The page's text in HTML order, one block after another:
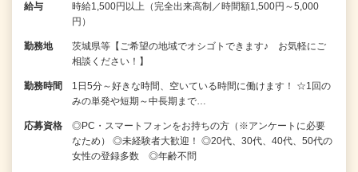
給与
時給1,500円以上（完全出来高制／時間額1,500円～5,000
円）
勤務地
茨城県等【ご希望の地域でオシゴトできます♪ お気軽にご
相談ください！】
勤務時間
1日5分～好きな時間、空いている時間に働けます！ ☆1回の
みの単発や短期～中長期まで…
応募資格
◎PC・スマートフォンをお持ちの方（※アンケートに必要
なため） ◎未経験者大歓迎！ ◎20代、30代、40代、50代の
女性の登録多数 ◎年齢不問